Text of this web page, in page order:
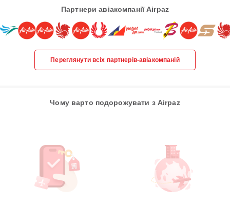
Партнери авіакомпанії Airpaz
Переглянути всіх партнерів-авіакомпаній
Чому варто подорожувати з Airpaz